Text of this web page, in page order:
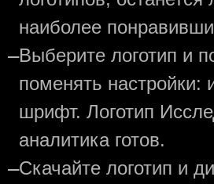
наиболее
—Выберите логотип и
поменять настройки:
шрифт. Логотип
аналитика готов.
—Скачайте логотип и